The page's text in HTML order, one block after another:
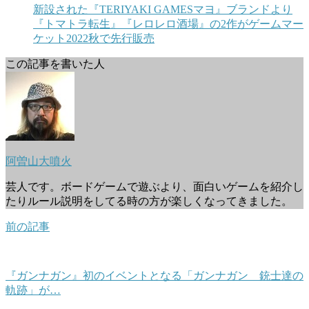
新設された『TERIYAKI GAMESマヨ』ブランドより
『トマトラ転生』『レロレロ酒場』の2作がゲームマー
ケット2022秋で先行販売
この記事を書いた人
阿曽山大噴火
芸人です。ボードゲームで遊ぶより、面白いゲームを紹介し
たりルール説明をしてる時の方が楽しくなってきました。
前の記事
『ガンナガン』初のイベントとなる「ガンナガン 銃士達の
軌跡」が…